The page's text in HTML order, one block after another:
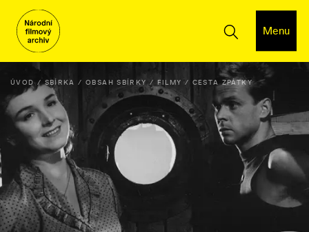
Menu
ÚVOD SBÍRKA OBSAH SBÍRKY FILMY CESTA ZPÁTKY